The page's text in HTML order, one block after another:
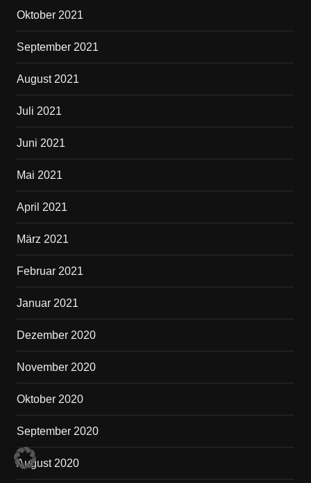
Oktober 2021
September 2021
August 2021
Juli 2021
Juni 2021
Mai 2021
April 2021
März 2021
Februar 2021
Januar 2021
Dezember 2020
November 2020
Oktober 2020
September 2020
August 2020